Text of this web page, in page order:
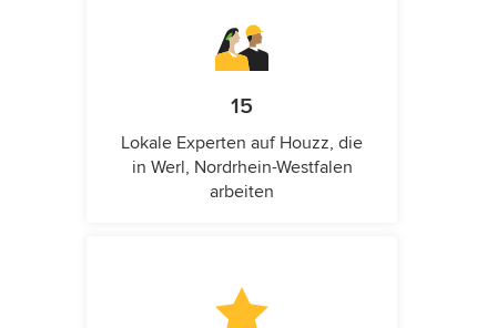
15
Lokale Experten auf Houzz, die
in Werl, Nordrhein-Westfalen
arbeiten